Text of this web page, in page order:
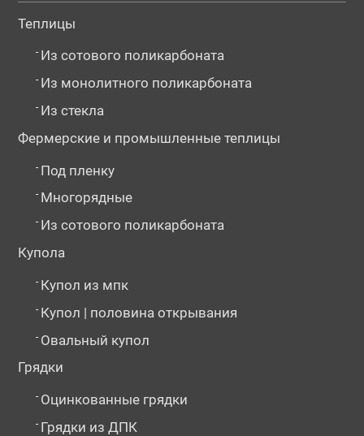
Теплицы
- Из сотового поликарбоната
- Из монолитного поликарбоната
- Из стекла
Фермерские и промышленные теплицы
- Под пленку
- Многорядные
- Из сотового поликарбоната
Купола
- Купол из мпк
- Купол | половина открывания
- Овальный купол
Грядки
- Оцинкованные грядки
- Грядки из ДПК